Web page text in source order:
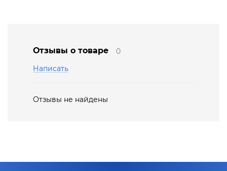
Отзывы о товаре
0
Написать
Отзывы не найдены